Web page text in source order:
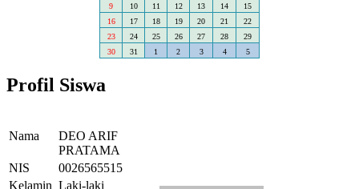
9
10 11 12 13 14
15
16
17 18 19 20 21
22
23
24 25 26 27 28
29
30
31 1 2 3 4 5
Profil Siswa
Nama
DEO ARIF
PRATAMA
NIS
0026565515
Kelamin Laki-laki